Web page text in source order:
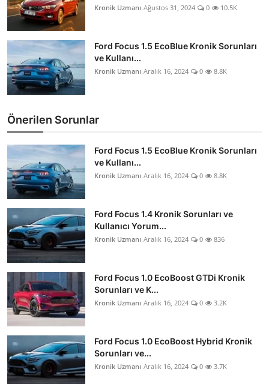
Kronik Uzmanı Ağustos 31, 2024 0 10.5K
Ford Focus 1.5 EcoBlue Kronik Sorunları
ve Kullanı...
Kronik Uzmanı Aralık 16, 2024 0 8.8K
Önerilen Sorunlar
Ford Focus 1.5 EcoBlue Kronik Sorunları
ve Kullanı...
Kronik Uzmanı Aralık 16, 2024 0 8.8K
Ford Focus 1.4 Kronik Sorunları ve
Kullanıcı Yorum...
Kronik Uzmanı Aralık 16, 2024 0 836
Ford Focus 1.0 EcoBoost GTDi Kronik
Sorunları ve K...
Kronik Uzmanı Aralık 16, 2024 0 3.2K
Ford Focus 1.0 EcoBoost Hybrid Kronik
Sorunları ve...
Kronik Uzmanı Aralık 16, 2024 0 3.7K